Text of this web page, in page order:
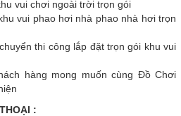
vui chơi ngoài trời trọn gói
vui phao hơi nhà phao nhà hơi trọn
thi công lắp đặt trọn gói khu vui
hàng mong muốn cùng Đồ Chơi
: